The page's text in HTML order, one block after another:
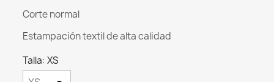
Corte normal
Estampación textil de alta calidad
Talla: XS